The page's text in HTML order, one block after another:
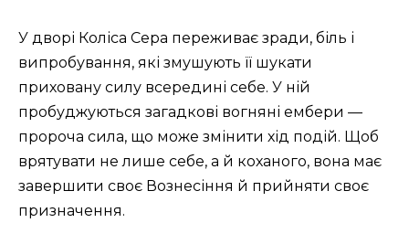
У дворі Коліса Сера переживає зради, біль і
випробування, які змушують її шукати
приховану силу всередині себе. У ній
пробуджуються загадкові вогняні ембери —
пророча сила, що може змінити хід подій. Щоб
врятувати не лише себе, а й коханого, вона має
завершити своє Вознесіння й прийняти своє
призначення.